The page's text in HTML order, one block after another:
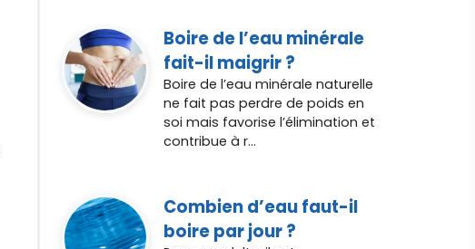
Boire de l’eau minérale
fait-il maigrir ?
Boire de l’eau minérale naturelle
ne fait pas perdre de poids en
soi mais favorise l’élimination et
contribue à r...
Combien d’eau faut-il
boire par jour ?